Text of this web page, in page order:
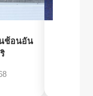
ช้อนอัน